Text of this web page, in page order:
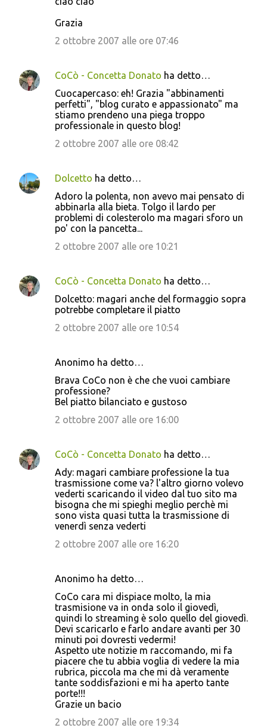
Grazia
2 ottobre 2007 alle ore 07:46
CoCò - Concetta Donato ha detto…
Cuocapercaso: eh! Grazia "abbinamenti
perfetti", "blog curato e appassionato" ma
stiamo prendeno una piega troppo
professionale in questo blog!
2 ottobre 2007 alle ore 08:42
Dolcetto ha detto…
Adoro la polenta, non avevo mai pensato di
abbinarla alla bieta. Tolgo il lardo per
problemi di colesterolo ma magari sforo un
po' con la pancetta...
2 ottobre 2007 alle ore 10:21
CoCò - Concetta Donato ha detto…
Dolcetto: magari anche del formaggio sopra
potrebbe completare il piatto
2 ottobre 2007 alle ore 10:54
Anonimo ha detto…
Brava CoCo non è che che vuoi cambiare
professione?
Bel piatto bilanciato e gustoso
2 ottobre 2007 alle ore 16:00
CoCò - Concetta Donato ha detto…
Ady: magari cambiare professione la tua
trasmissione come va? l'altro giorno volevo
vederti scaricando il video dal tuo sito ma
bisogna che mi spieghi meglio perchè mi
sono vista quasi tutta la trasmissione di
venerdì senza vederti
2 ottobre 2007 alle ore 16:20
Anonimo ha detto…
CoCo cara mi dispiace molto, la mia
trasmisione va in onda solo il giovedì,
quindi lo streaming è solo quello del giovedì.
Devi scaricarlo e farlo andare avanti per 30
minuti poi dovresti vedermi!
Aspetto ute notizie m raccomando, mi fa
piacere che tu abbia voglia di vedere la mia
rubrica, piccola ma che mi dà veramente
tante soddisfazioni e mi ha aperto tante
porte!!!
Grazie un bacio
2 ottobre 2007 alle ore 19:34